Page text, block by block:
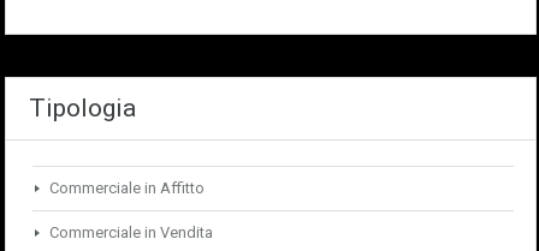
Tipologia
Commerciale in Affitto
Commerciale in Vendita